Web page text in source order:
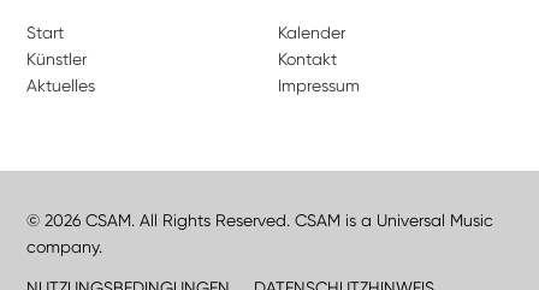
Start
Künstler
Aktuelles
Kalender
Kontakt
Impressum
© 2026 CSAM. All Rights Reserved. CSAM is a Universal Music
company.